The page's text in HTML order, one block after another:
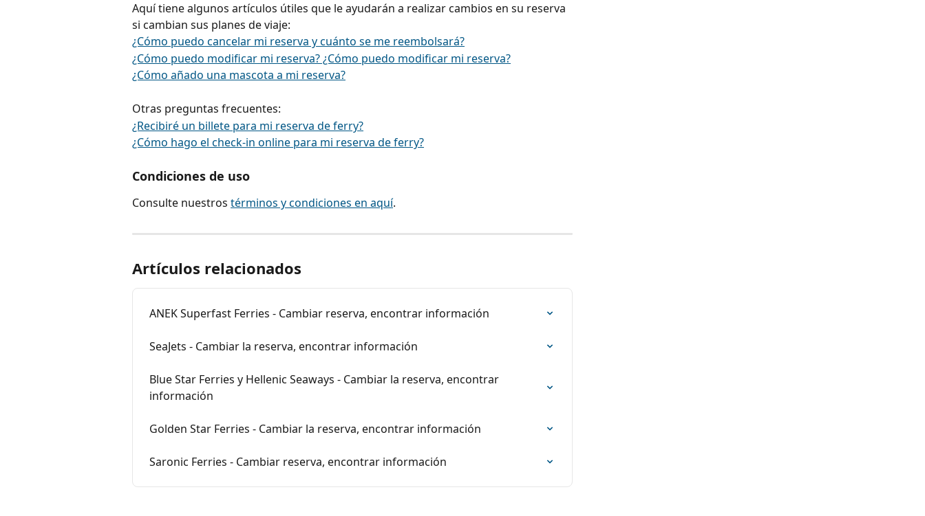
Aquí tiene algunos artículos útiles que le ayudarán a realizar cambios en su reserva
si cambian sus planes de viaje:
¿Cómo puedo cancelar mi reserva y cuánto se me reembolsará?
¿Cómo puedo modificar mi reserva? ¿Cómo puedo modificar mi reserva?
¿Cómo añado una mascota a mi reserva?
Otras preguntas frecuentes:
¿Recibiré un billete para mi reserva de ferry?
¿Cómo hago el check-in online para mi reserva de ferry?
Condiciones de uso
Consulte nuestros términos y condiciones en aquí.
Artículos relacionados
ANEK Superfast Ferries - Cambiar reserva, encontrar información
SeaJets - Cambiar la reserva, encontrar información
Blue Star Ferries y Hellenic Seaways - Cambiar la reserva, encontrar
información
Golden Star Ferries - Cambiar la reserva, encontrar información
Saronic Ferries - Cambiar reserva, encontrar información